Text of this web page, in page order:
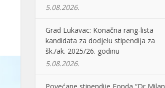
5.08.2026.
Grad Lukavac: Konačna rang-lista
kandidata za dodjelu stipendija za
šk./ak. 2025/26. godinu
5.08.2026.